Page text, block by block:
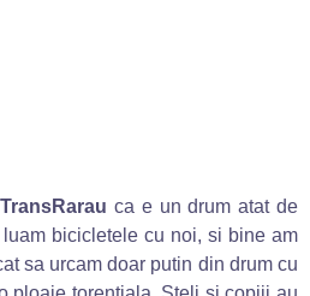
TransRarau ca e un drum atat de
bicicletele cu noi, si bine am
sa urcam doar putin din drum cu